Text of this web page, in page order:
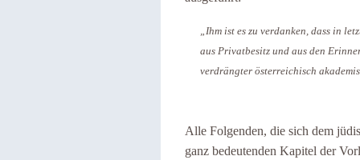
„Ihm ist es zu verdanken, dass in
aus Privatbesitz und aus den
verdrängter österreichisch
Alle Folgenden, die sich dem
ganz bedeutenden Kapitel der